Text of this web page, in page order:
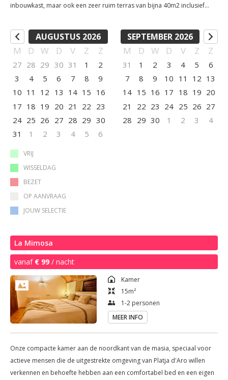
inbouwkast, maar ook een zeer ruim terras van bijna 40m2 inclusief
het panoramische uitzicht op de Middellandse Zee. Waar kun je dit nog
meer vinden? Tevens beschikt deze topkamer over een luxe badkamer
met ligbad, aparte inloopdouche, dubbele wastafel, toilet en bidet.
Inclusief gratis WiFi, parkeergelegenheid en handdoeken- en
linnenservice. Prijs is per nacht en inclusief ontbijt en toeristenbelasting.
Met de mogelijke toevoeging van een eenpersoonsbed is de maximale
bezetting 3 personen.
AUGUSTUS 2026
M D W D V Z Z
27 28 29 30 31 1
2
3
4 5 6 7 8
9
10 11 12 13 14 15 16
17 18 19 20 21 22 23
24 25 26 27 28 29 30
31
1 2 3 4 5 6
SEPTEMBER 2026
M D W D V Z Z
31 1 2 3 4 5
6
7
8 9 10 11 12 13
14 15 16 17 18 19 20
21
22 23 24 25 26 27
28 29 30 1 2 3 4
VRIJ
WISSELDAG
BEZET
OP AANVRAAG
JOUW SELECTIE
La Mimosa
vanaf € 99 / nacht
Kamer
15m²
1-2 personen
MEER INFO
Onze compacte kamer aan de noordkant van de masia, speciaal voor
actieve mensen die de uitgestrekte omgeving van Platja d'Aro willen
verkennen en behoefte hebben aan een comfortabel bed en een eigen